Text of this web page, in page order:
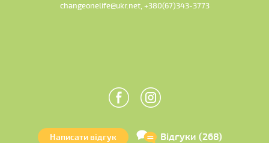
changeonelife@ukr.net, +380(67)343-3773
Написати відгук Відгуки (268)